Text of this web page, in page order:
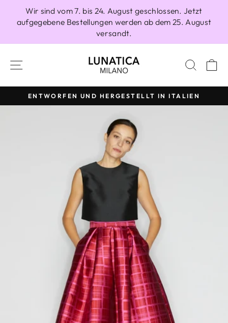
Inhalt
Wir sind vom 7. bis 24. August geschlossen. Jetzt
aufgegebene Bestellungen werden ab dem 25. August
versandt.
SEITENNAVIGATION
Pause
Diashow
ENTWORFEN UND HERGESTELLT IN ITALIEN